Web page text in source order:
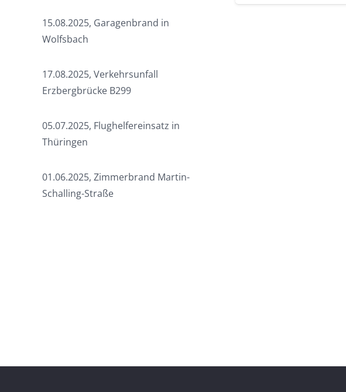
15.08.2025, Garagenbrand in
Wolfsbach
17.08.2025, Verkehrsunfall
Erzbergbrücke B299
05.07.2025, Flughelfereinsatz in
Thüringen
01.06.2025, Zimmerbrand Martin-
Schalling-Straße